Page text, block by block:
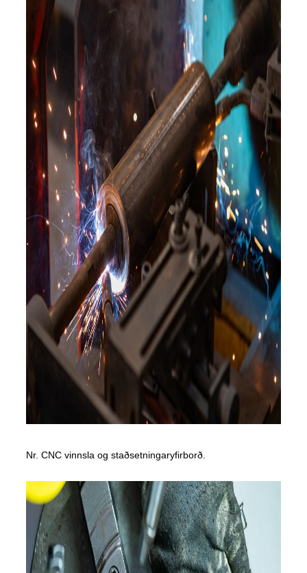
Nr. CNC vinnsla og staðsetningaryfirborð.